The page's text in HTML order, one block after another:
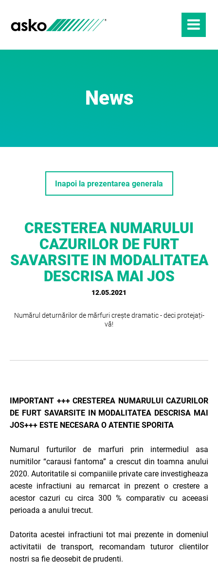
News
Inapoi la prezentarea generala
CRESTEREA NUMARULUI
CAZURILOR DE FURT
SAVARSITE IN MODALITATEA
DESCRISA MAI JOS
12.05.2021
Numărul deturnărilor de mărfuri crește dramatic - deci protejați-
vă!
IMPORTANT +++ CRESTEREA NUMARULUI CAZURILOR
DE FURT SAVARSITE IN MODALITATEA DESCRISA MAI
JOS+++ ESTE NECESARA O ATENTIE SPORITA
Numarul furturilor de marfuri prin intermediul asa
numitilor “carausi fantoma” a crescut din toamna anului
2020. Autoritatile si companiile private care investigheaza
aceste infractiuni au remarcat in prezent o crestere a
acestor cazuri cu circa 300 % comparativ cu aceeasi
perioada a anului trecut.
Datorita acestei infractiuni tot mai prezente in domeniul
activitatii de transport, recomandam tuturor clientilor
nostri sa fie deosebit de prudenti.